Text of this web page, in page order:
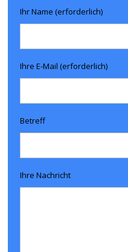
Ihr Name (erforderlich)
Ihre E-Mail (erforderlich)
Betreff
Ihre Nachricht